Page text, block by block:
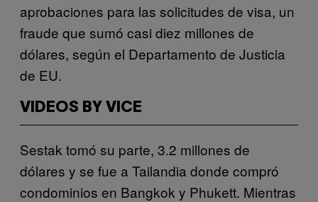
aprobaciones para las solicitudes de visa­, un
fraude que sumó casi diez millones de
dólares, según el Departamento de Justicia
de EU.
VIDEOS BY VICE
Sestak tomó su parte, 3.2 millones de
dólares y se fue a Tailandia donde compró
condominios en Bangkok y Phukett. Mientras